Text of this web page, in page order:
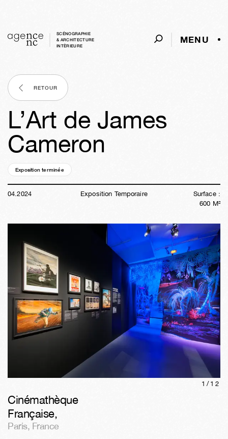
SCÉNOGRAPHIE
& ARCHITECTURE
INTÈRIEURE
MENU
RETOUR
L’Art de James
Cameron
Exposition terminée
04.2024 Exposition Temporaire
Surface :
600 M²
1/ 12
Cinémathèque
Française,
Paris, France